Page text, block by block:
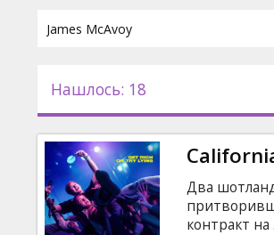
Новости
Подарки
Кинозакуски
Нашлось: 18
Два
контракт